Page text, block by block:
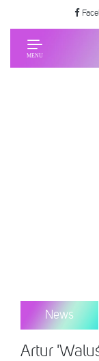
News
Artur